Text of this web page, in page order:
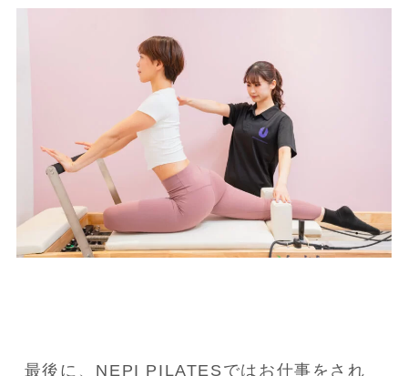
最後に、NEPI PILATESではお仕事をされ